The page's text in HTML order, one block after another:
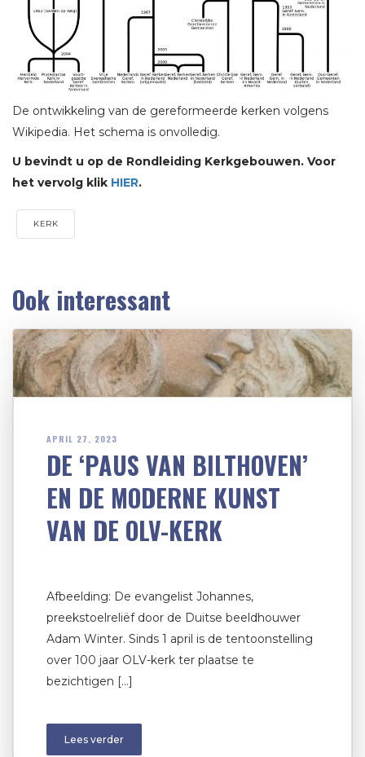
De ontwikkeling van de gereformeerde kerken volgens
Wikipedia. Het schema is onvolledig.
U bevindt u op de Rondleiding Kerkgebouwen. Voor
het vervolg klik HIER.
KERK
Ook interessant
APRIL 27, 2023
DE ‘PAUS VAN BILTHOVEN’
EN DE MODERNE KUNST
VAN DE OLV-KERK
Afbeelding: De evangelist Johannes,
preekstoelreliëf door de Duitse beeldhouwer
Adam Winter. Sinds 1 april is de tentoonstelling
over 100 jaar OLV-kerk ter plaatse te
bezichtigen […]
Lees verder